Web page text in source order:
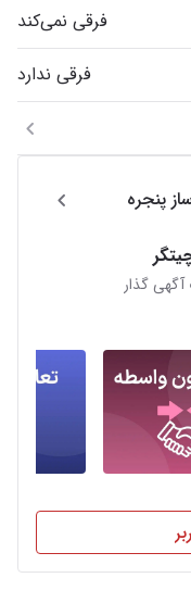
فرقی نمی‌کند
فرقی ندارد
پنجره
آگهی گذار